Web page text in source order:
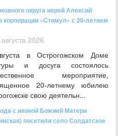
округа иерей Алексий
корпорации «Стимул» с 20-летием
2026
в Острогожском Доме
и досуга состоялось
мероприятие,
20‑летнему юбилею
свою деятельн...
с иконой Божией Матери
посетили село Солдатское